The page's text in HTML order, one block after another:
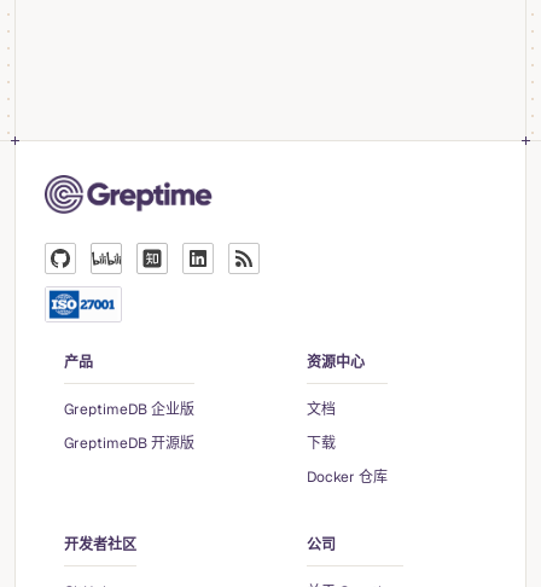
产品
GreptimeDB 企业版
GreptimeDB 开源版
资源中心
文档
下载
Docker 仓库
开发者社区 公司